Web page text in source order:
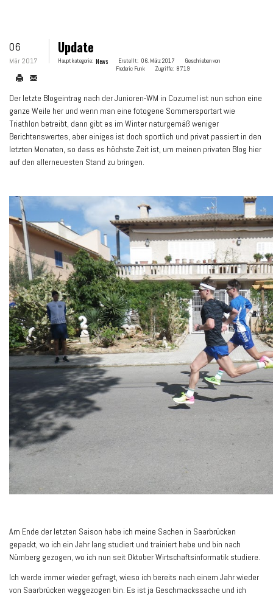
06
Mär 2017
Update
Hauptkategorie: News Erstellt: 06. März 2017
Geschrieben von
Frederic Funk
Zugriffe: 8719
Der letzte Blogeintrag nach der Junioren-WM in Cozumel ist nun schon eine
ganze Weile her und wenn man eine fotogene Sommersportart wie
Triathlon betreibt, dann gibt es im Winter naturgemäß weniger
Berichtenswertes, aber einiges ist doch sportlich und privat passiert in den
letzten Monaten, so dass es höchste Zeit ist, um meinen privaten Blog hier
auf den allerneuesten Stand zu bringen.
Am Ende der letzten Saison habe ich meine Sachen in Saarbrücken
gepackt, wo ich ein Jahr lang studiert und trainiert habe und bin nach
Nürnberg gezogen, wo ich nun seit Oktober Wirtschaftsinformatik studiere.
Ich werde immer wieder gefragt, wieso ich bereits nach einem Jahr wieder
von Saarbrücken weggezogen bin. Es ist ja Geschmackssache und ich